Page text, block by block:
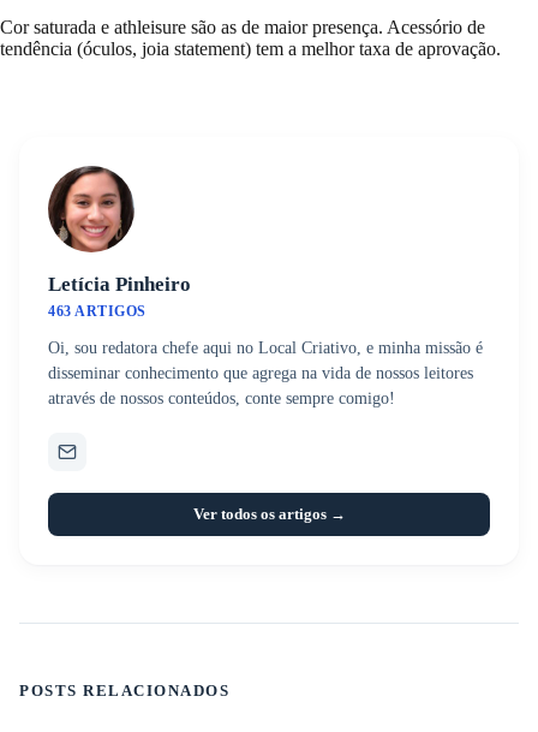
Cor saturada e athleisure são as de maior presença. Acessório de
tendência (óculos, joia statement) tem a melhor taxa de aprovação.
Letícia Pinheiro
463 ARTIGOS
Oi, sou redatora chefe aqui no Local Criativo, e minha missão é
disseminar conhecimento que agrega na vida de nossos leitores
através de nossos conteúdos, conte sempre comigo!
Ver todos os artigos →
POSTS RELACIONADOS